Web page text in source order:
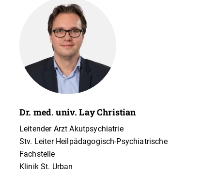
Dr. med. univ. Lay Christian
Leitender Arzt Akutpsychiatrie
Stv. Leiter Heilpädagogisch-Psychiatrische
Fachstelle
Klinik St. Urban